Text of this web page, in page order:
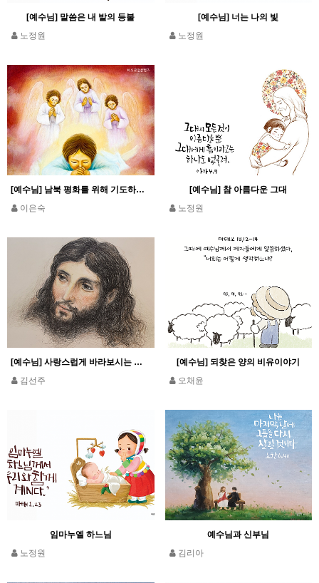
[예수님] 말씀은 내 발의 등불
노정원
[예수님] 너는 나의 빛
노정원
[예수님] 남북 평화를 위해 기도하는 소년 예수님
이은숙
[예수님] 참 아름다운 그대
노정원
[예수님] 사랑스럽게 바라보시는 예수님
김선주
[예수님] 되찾은 양의 비유이야기
오채윤
임마누엘 하느님
노정원
예수님과 신부님
김리아